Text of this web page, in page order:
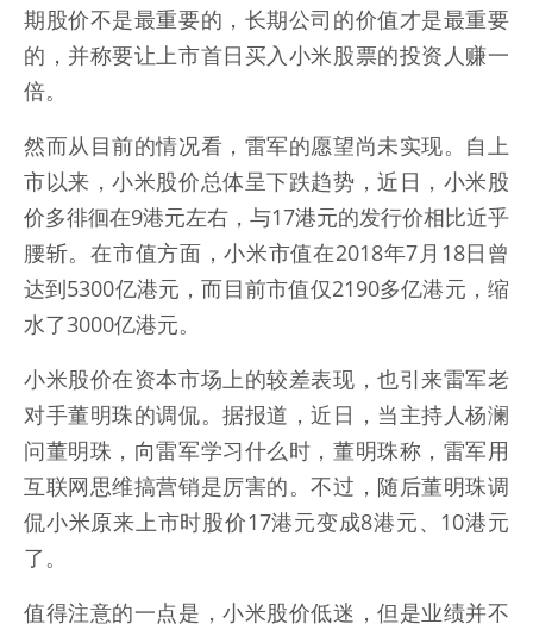
期股价不是最重要的，长期公司的价值才是最重要
的，并称要让上市首日买入小米股票的投资人赚一
倍。
然而从目前的情况看，雷军的愿望尚未实现。自上
市以来，小米股价总体呈下跌趋势，近日，小米股
价多徘徊在9港元左右，与17港元的发行价相比近乎
腰斩。在市值方面，小米市值在2018年7月18日曾
达到5300亿港元，而目前市值仅2190多亿港元，缩
水了3000亿港元。
小米股价在资本市场上的较差表现，也引来雷军老
对手董明珠的调侃。据报道，近日，当主持人杨澜
问董明珠，向雷军学习什么时，董明珠称，雷军用
互联网思维搞营销是厉害的。不过，随后董明珠调
侃小米原来上市时股价17港元变成8港元、10港元
了。
值得注意的一点是，小米股价低迷，但是业绩并不